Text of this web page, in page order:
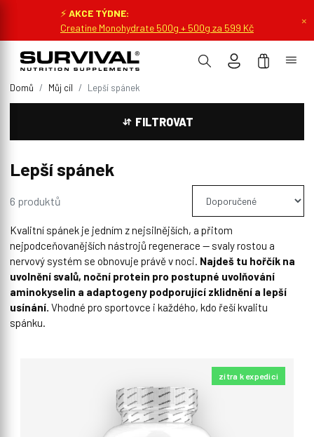
⚡AKCE TÝDNE:
Creatine Monohydrate 500g + 500g za 599 Kč
×
Domů Můj cíl Lepší spánek
FILTROVAT
Lepší spánek
6 produktů
Kvalitní spánek je jedním z nejsilnějších, a přitom
nejpodceňovanějších nástrojů regenerace — svaly rostou a
nervový systém se obnovuje právě v noci. Najdeš tu hořčík na
uvolnění svalů, noční protein pro postupné uvolňování
aminokyselin a adaptogeny podporující zklidnění a lepší
usínání. Vhodné pro sportovce i každého, kdo řeší kvalitu
spánku.
zítra k expedici